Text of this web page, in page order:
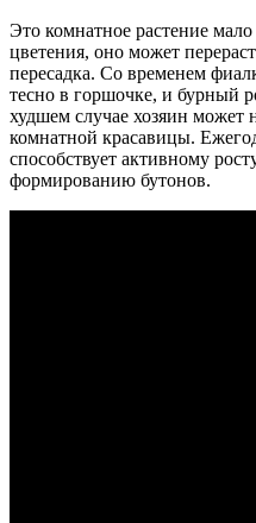
Это комнатное растение
цветения, оно может
пересадка. Со временем
тесно в горшочке, и бурный
худшем случае хозяин может
комнатной красавицы.
способствует активному
формированию бутонов.